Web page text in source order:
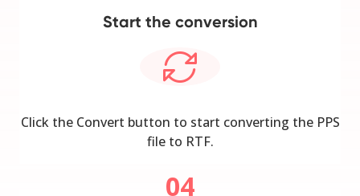
Start the conversion
Click the Convert button to start converting the PPS
file to RTF.
04